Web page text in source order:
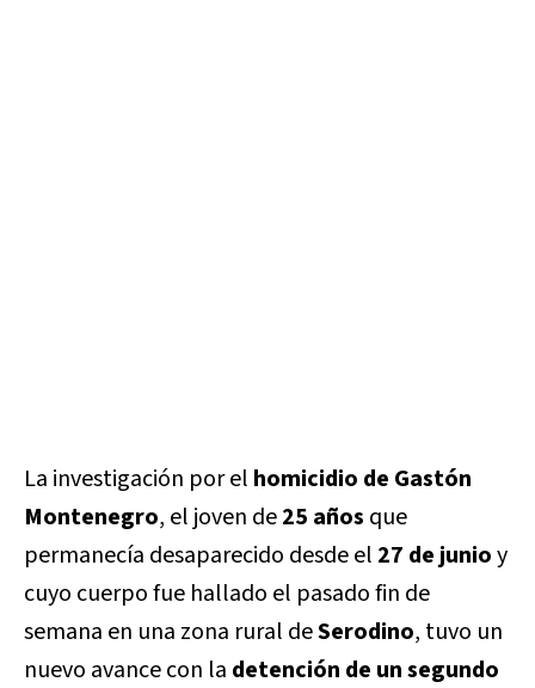
La investigación por el homicidio de Gastón
Montenegro, el joven de25 años que
permanecía desaparecido desde el 27 de junioy
cuyo cuerpo fue hallado el pasado fin de
semana en una zona rural deSerodino, tuvo un
nuevo avance con la detención de un segundo